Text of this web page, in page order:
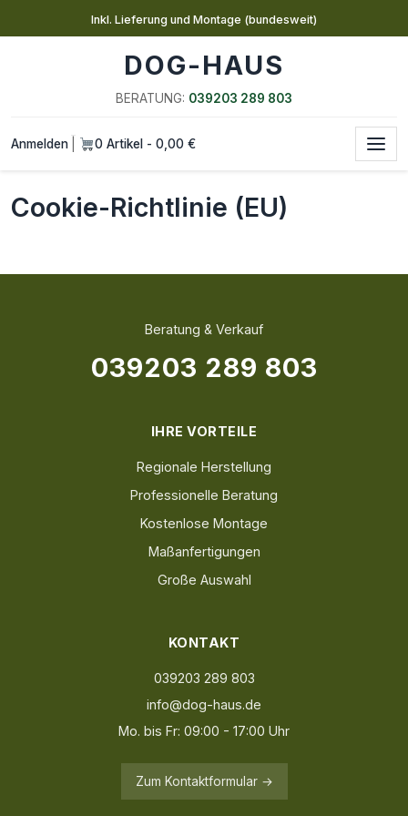
Inkl. Lieferung und Montage (bundesweit)
DOG-HAUS
BERATUNG: 039203 289 803
Anmelden 0 Artikel - 0,00 €
Cookie-Richtlinie (EU)
Beratung & Verkauf
039203 289 803
IHRE VORTEILE
Regionale Herstellung
Professionelle Beratung
Kostenlose Montage
Maßanfertigungen
Große Auswahl
KONTAKT
039203 289 803
info@dog-haus.de
Mo. bis Fr: 09:00 - 17:00 Uhr
Zum Kontaktformular →